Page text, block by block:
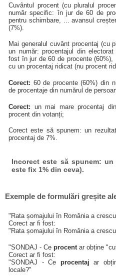
Cuvântul procent (cu pluralul
număr specific: în jur de 60 de
pentru schimbare, ... avansul
(7%).
Mai generalul cuvânt procentaj (cu
un număr: procentajul din
fost în jur de 60 de procente
cu un procentaj ridicat (nu procent
Corect: 60 de procente (60%) din
de procentaje din numărul de
Corect: un mai mare procentaj
procent din votanți;
Corect este să spunem: un
procentaj de 7%.
Incorect este să spunem:
este fix 1% din ceva).
Exemple de formulări greșite
"Rata șomajului în România a
Corect ar fi fost:
"Rata șomajului în România a
"SONDAJ - Ceprocent ar obține
Corect ar fi fost:
"SONDAJ - Ce procentaj ar
locale?"